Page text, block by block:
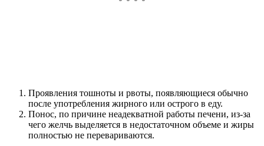
Проявления тошноты и рвоты, появляющиеся обычно
после употребления жирного или острого в еду.
Понос, по причине неадекватной работы печени, из-за
чего желчь выделяется в недостаточном объеме и жиры
полностью не перевариваются.